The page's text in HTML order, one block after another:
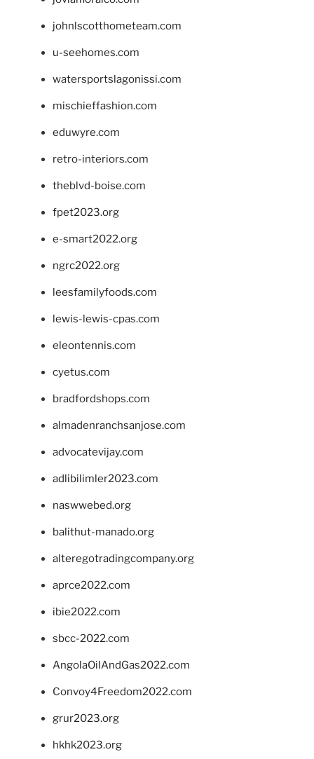
johnlscotthometeam.com
u-seehomes.com
watersportslagonissi.com
mischieffashion.com
eduwyre.com
retro-interiors.com
theblvd-boise.com
fpet2023.org
e-smart2022.org
ngrc2022.org
leesfamilyfoods.com
lewis-lewis-cpas.com
eleontennis.com
cyetus.com
bradfordshops.com
almadenranchsanjose.com
advocatevijay.com
adlibilimler2023.com
naswwebed.org
balithut-manado.org
alteregotradingcompany.org
aprce2022.com
ibie2022.com
sbcc-2022.com
AngolaOilAndGas2022.com
Convoy4Freedom2022.com
grur2023.org
hkhk2023.org